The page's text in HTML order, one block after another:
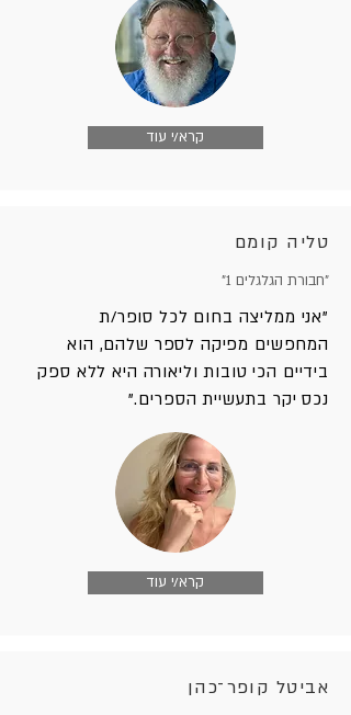
קרא/י עוד
טליה קומם
"חבורת הגלגלים 1"
"אני ממליצה בחום לכל סופר/ת
המחפשים מפיקה לספר שלהם, הוא
בידיים הכי טובות וליאורה היא ללא ספק
נכס יקר בתעשיית הספרים."
קרא/י עוד
אביטל קופר־כהן